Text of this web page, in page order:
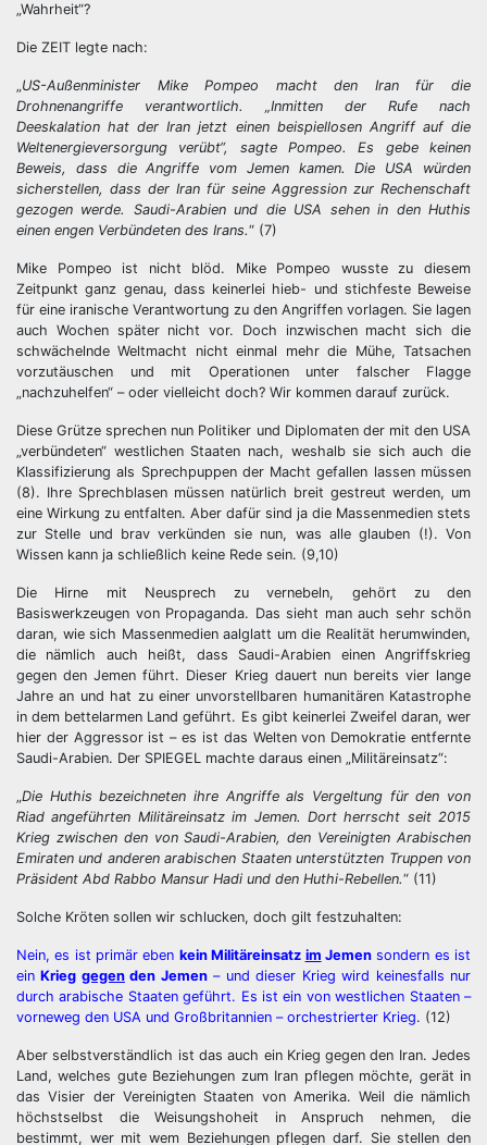
„Wahrheit“?
Die ZEIT legte nach:
„US-Außenminister Mike Pompeo macht den Iran für die
Drohnenangriffe verantwortlich. „Inmitten der Rufe nach
Deeskalation hat der Iran jetzt einen beispiellosen Angriff auf die
Weltenergieversorgung verübt“, sagte Pompeo. Es gebe keinen
Beweis, dass die Angriffe vom Jemen kamen. Die USA würden
sicherstellen, dass der Iran für seine Aggression zur Rechenschaft
gezogen werde. Saudi-Arabien und die USA sehen in den Huthis
einen engen Verbündeten des Irans.“ (7)
Mike Pompeo ist nicht blöd. Mike Pompeo wusste zu diesem
Zeitpunkt ganz genau, dass keinerlei hieb- und stichfeste Beweise
für eine iranische Verantwortung zu den Angriffen vorlagen. Sie lagen
auch Wochen später nicht vor. Doch inzwischen macht sich die
schwächelnde Weltmacht nicht einmal mehr die Mühe, Tatsachen
vorzutäuschen und mit Operationen unter falscher Flagge
„nachzuhelfen“ – oder vielleicht doch? Wir kommen darauf zurück.
Diese Grütze sprechen nun Politiker und Diplomaten der mit den USA
„verbündeten“ westlichen Staaten nach, weshalb sie sich auch die
Klassifizierung als Sprechpuppen der Macht gefallen lassen müssen
(8). Ihre Sprechblasen müssen natürlich breit gestreut werden, um
eine Wirkung zu entfalten. Aber dafür sind ja die Massenmedien stets
zur Stelle und brav verkünden sie nun, was alle glauben (!). Von
Wissen kann ja schließlich keine Rede sein. (9,10)
Die Hirne mit Neusprech zu vernebeln, gehört zu den
Basiswerkzeugen von Propaganda. Das sieht man auch sehr schön
daran, wie sich Massenmedien aalglatt um die Realität herumwinden,
die nämlich auch heißt, dass Saudi-Arabien einen Angriffskrieg
gegen den Jemen führt. Dieser Krieg dauert nun bereits vier lange
Jahre an und hat zu einer unvorstellbaren humanitären Katastrophe
in dem bettelarmen Land geführt. Es gibt keinerlei Zweifel daran, wer
hier der Aggressor ist – es ist das Welten von Demokratie entfernte
Saudi-Arabien. Der SPIEGEL machte daraus einen „Militäreinsatz“:
„Die Huthis bezeichneten ihre Angriffe als Vergeltung für den von
Riad angeführten Militäreinsatz im Jemen. Dort herrscht seit 2015
Krieg zwischen den von Saudi-Arabien, den Vereinigten Arabischen
Emiraten und anderen arabischen Staaten unterstützten Truppen von
Präsident Abd Rabbo Mansur Hadi und den Huthi-Rebellen.“ (11)
Solche Kröten sollen wir schlucken, doch gilt festzuhalten:
Nein, es ist primär eben kein Militäreinsatz im Jemensondern es ist
einKrieg gegenden Jemen– und dieser Krieg wird keinesfalls nur
durch arabische Staaten geführt. Es ist ein von westlichen Staaten –
vorneweg den USA und Großbritannien – orchestrierter Krieg. (12)
Aber selbstverständlich ist das auch ein Krieg gegen den Iran. Jedes
Land, welches gute Beziehungen zum Iran pflegen möchte, gerät in
das Visier der Vereinigten Staaten von Amerika. Weil die nämlich
höchstselbst die Weisungshoheit in Anspruch nehmen, die
bestimmt, wer mit wem Beziehungen pflegen darf. Sie stellen den